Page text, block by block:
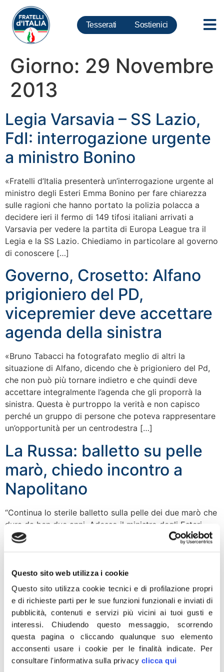
Questo sito web utilizza i cookie
Questo sito utilizza cookie tecnici e di profilazione propri
e di richieste parti per le sue funzioni funzionali e inviati di
pubblicità, contenuti e servizi più vicini ai tuoi gusti e
interessi.Chiudendo questo messaggio, scorrendo
questa pagina o cliccando qualunque suo elemento
acconsenti usare i cookie per le finalità indicate. Per
consultare l'informativa sulla privacy clicca qui
Tesserati Sostienici
Giorno: 29 Novembre
2013
Legia Varsavia – SS Lazio,
FdI: interrogazione urgente
a ministro Bonino
«Fratelli d’Italia presenterà un’interrogazione urgente al
ministro degli Esteri Emma Bonino per fare chiarezza
sulle ragioni che hanno portato la polizia polacca a
decidere ieri il fermo di 149 tifosi italiani arrivati a
Varsavia per vedere la partita di Europa League tra il
Legia e la SS Lazio. Chiediamo in particolare al governo
di conoscere […]
Governo, Crosetto: Alfano
prigioniero del PD,
vicepremier deve accettare
agenda della sinistra
«Bruno Tabacci ha fotografato meglio di altri la
situazione di Alfano, dicendo che è prigioniero del Pd,
che non può più tornare indietro e che quindi deve
accettare integralmente l’agenda che gli proporrà la
sinistra. Questa è purtroppo la verità e non capisco
perché un gruppo di persone che poteva rappresentare
un’opportunità per un centrodestra […]
La Russa: balletto su pelle
marò, chiedo incontro a
Napolitano
“Continua lo sterile balletto sulla pelle dei due marò che
dura da ben due anni. Adesso il ministro degli Esteri
Bonino per smentire le notizie indiane che parlano di
dichiarazioni governative indiane prive di valore visto
che […]
Potenza, sabato
presentazione di “Officina
Basilicata”